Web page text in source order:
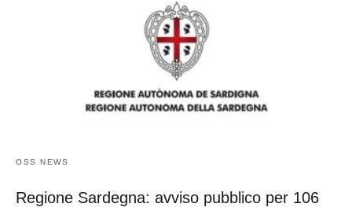
OSS NEWS
Regione Sardegna: avviso pubblico per 106